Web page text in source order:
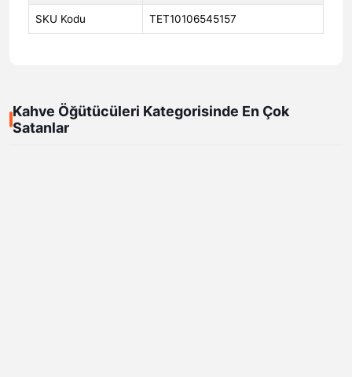
SKU Kodu TET10106545157
Kahve Öğütücüleri Kategorisinde En Çok
Satanlar